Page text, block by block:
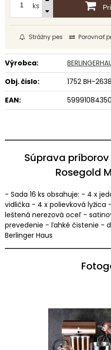
ks
Strážny pes Porovnať
Výrobca:
Obj. čislo:
1752 BH-2638
EAN:
Súprava príborov
Rosegold
- Sada 16 ks obsahuje: - 4 x
vidlička - 4 x polievková
leštená nerezová oceľ -
prevedenie - ľahké čistenie -
Berlinger Haus